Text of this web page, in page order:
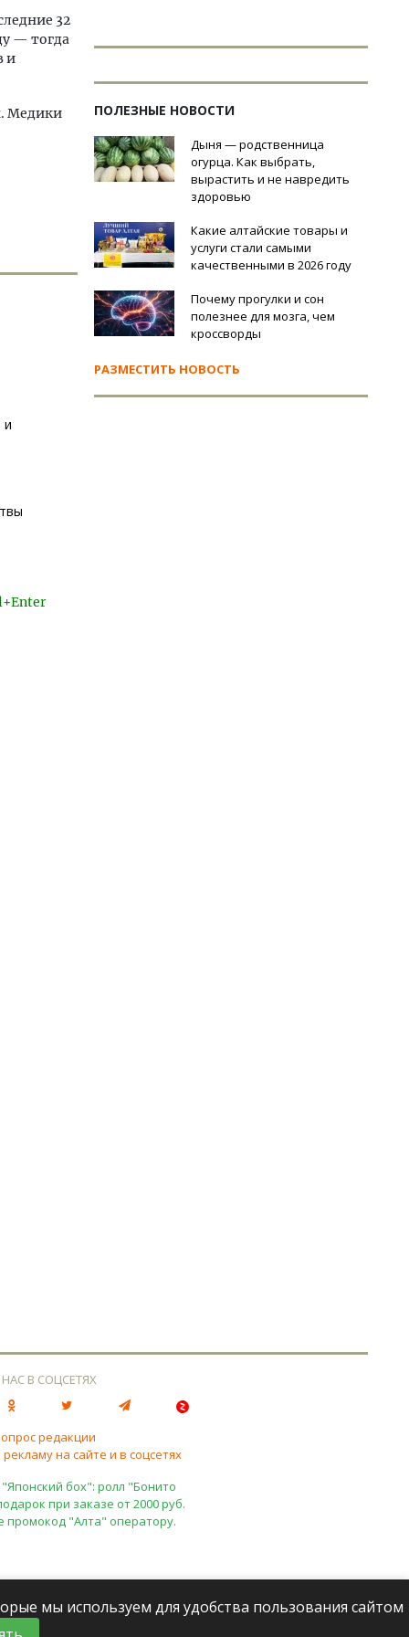
32
— тогда
и
Медики
и
ПОЛЕЗНЫЕ НОВОСТИ
Дыня — родственница
огурца. Как выбрать,
вырастить и не навредить
здоровью
Какие алтайские товары и
услуги стали самыми
качественными в 2026 году
Почему прогулки и сон
полезнее для мозга, чем
кроссворды
РАЗМЕСТИТЬ НОВОСТЬ
В СОЦСЕТЯХ
редакции
на сайте и в соцсетях
бох": ролл "Бонито
при заказе от 2000 руб.
промокод "Алта" оператору.
мы используем для удобства пользования сайтом